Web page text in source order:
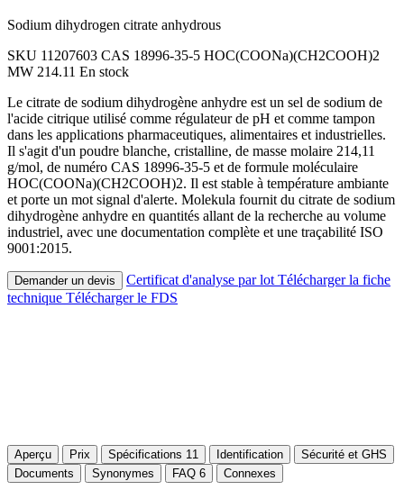
Sodium dihydrogen citrate anhydrous
SKU 11207603 CAS 18996-35-5 HOC(COONa)(CH2COOH)2
MW 214.11 En stock
Le citrate de sodium dihydrogène anhydre est un sel de sodium de
l'acide citrique utilisé comme régulateur de pH et comme tampon
dans les applications pharmaceutiques, alimentaires et industrielles.
Il s'agit d'un poudre blanche, cristalline, de masse molaire 214,11
g/mol, de numéro CAS 18996-35-5 et de formule moléculaire
HOC(COONa)(CH2COOH)2. Il est stable à température ambiante
et porte un mot signal d'alerte. Molekula fournit du citrate de sodium
dihydrogène anhydre en quantités allant de la recherche au volume
industriel, avec une documentation complète et une traçabilité ISO
9001:2015.
Demander un devis Certificat d'analyse par lot Télécharger la fiche
technique Télécharger le FDS
Aperçu Prix Spécifications 11 Identification
Sécurité et GHS
Documents
Synonymes FAQ 6 Connexes